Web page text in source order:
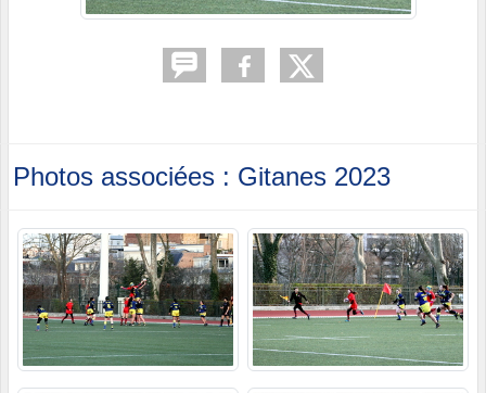
Photos associées : Gitanes 2023